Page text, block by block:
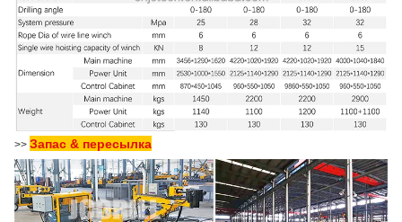
>> Запас & пересылка